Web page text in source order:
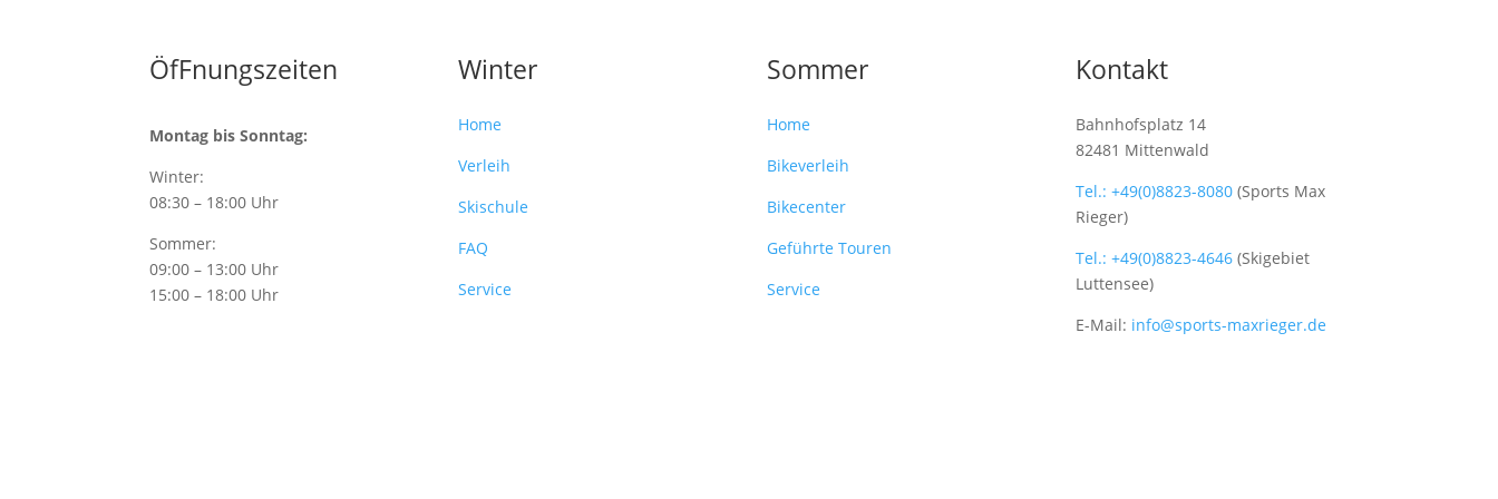
ÖfFnungszeiten
Montag bis Sonntag:
Winter:
08:30 – 18:00 Uhr
Sommer:
09:00 – 13:00 Uhr
15:00 – 18:00 Uhr
Winter
Home
Verleih
Skischule
FAQ
Service
Sommer
Home
Bikeverleih
Bikecenter
Geführte Touren
Service
Kontakt
Bahnhofsplatz 14
82481 Mittenwald
Tel.: +49(0)8823-8080(Sports Max
Rieger)
Tel.: +49(0)8823-4646(Skigebiet
Luttensee)
E-Mail: info@sports-maxrieger.de